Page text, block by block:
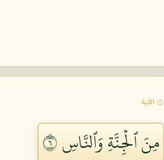
۞ الآية
مِنَ ٱلۡجِنَّةِ وَٱلنَّاسِ ٦